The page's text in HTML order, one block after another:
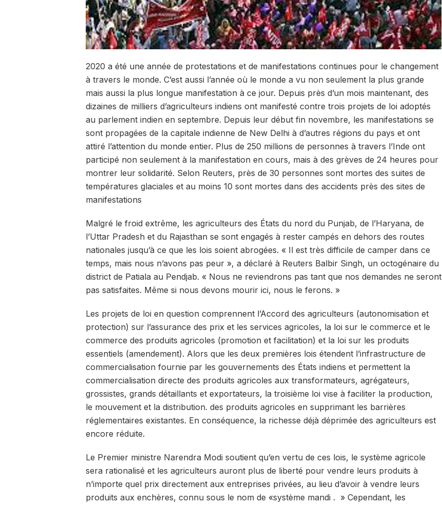
2020 a été une année de protestations et de manifestations continues pour le changement
à travers le monde. C’est aussi l’année où le monde a vu non seulement la plus grande
mais aussi la plus longue manifestation à ce jour. Depuis près d’un mois maintenant, des
dizaines de milliers d’agriculteurs indiens ont manifesté contre trois projets de loi adoptés
au parlement indien en septembre. Depuis leur début fin novembre, les manifestations se
sont propagées de la capitale indienne de New Delhi à d’autres régions du pays et ont
attiré l’attention du monde entier. Plus de 250 millions de personnes à travers l’Inde ont
participé non seulement à la manifestation en cours, mais à des grèves de 24 heures pour
montrer leur solidarité. Selon Reuters, près de 30 personnes sont mortes des suites de
températures glaciales et au moins 10 sont mortes dans des accidents près des sites de
manifestations
Malgré le froid extrême, les agriculteurs des États du nord du Punjab, de l’Haryana, de
l’Uttar Pradesh et du Rajasthan se sont engagés à rester campés en dehors des routes
nationales jusqu’à ce que les lois soient abrogées. « Il est très difficile de camper dans ce
temps, mais nous n’avons pas peur », a déclaré à Reuters Balbir Singh, un octogénaire du
district de Patiala au Pendjab. « Nous ne reviendrons pas tant que nos demandes ne seront
pas satisfaites. Même si nous devons mourir ici, nous le ferons. »
Les projets de loi en question comprennent l’Accord des agriculteurs (autonomisation et
protection) sur l’assurance des prix et les services agricoles, la loi sur le commerce et le
commerce des produits agricoles (promotion et facilitation) et la loi sur les produits
essentiels (amendement). Alors que les deux premières lois étendent l’infrastructure de
commercialisation fournie par les gouvernements des États indiens et permettent la
commercialisation directe des produits agricoles aux transformateurs, agrégateurs,
grossistes, grands détaillants et exportateurs, la troisième loi vise à faciliter la production,
le mouvement et la distribution. des produits agricoles en supprimant les barrières
réglementaires existantes. En conséquence, la richesse déjà déprimée des agriculteurs est
encore réduite.
Le Premier ministre Narendra Modi soutient qu’en vertu de ces lois, le système agricole
sera rationalisé et les agriculteurs auront plus de liberté pour vendre leurs produits à
n’importe quel prix directement aux entreprises privées, au lieu d’avoir à vendre leurs
produits aux enchères, connu sous le nom de «système mandi . » Cependant, les